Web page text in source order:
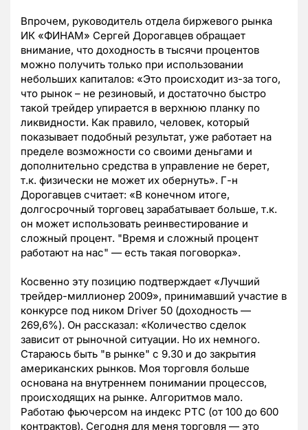
Впрочем, руководитель отдела биржевого рынка
ИК «ФИНАМ» Сергей Дорогавцев обращает
внимание, что доходность в тысячи процентов
можно получить только при использовании
небольших капиталов: «Это происходит из-за того,
что рынок – не резиновый, и достаточно быстро
такой трейдер упирается в верхнюю планку по
ликвидности. Как правило, человек, который
показывает подобный результат, уже работает на
пределе возможности со своими деньгами и
дополнительно средства в управление не берет,
т.к. физически не может их обернуть». Г-н
Дорогавцев считает: «В конечном итоге,
долгосрочный торговец зарабатывает больше, т.к.
он может использовать реинвестирование и
сложный процент. "Время и сложный процент
работают на нас" — есть такая поговорка».
Косвенно эту позицию подтверждает «Лучший
трейдер-миллионер 2009», принимавший участие в
конкурсе под ником Driver 50 (доходность —
269,6%). Он рассказал: «Количество сделок
зависит от рыночной ситуации. Но их немного.
Стараюсь быть "в рынке" с 9.30 и до закрытия
американских рынков. Моя торговля больше
основана на внутреннем понимании процессов,
происходящих на рынке. Алгоритмов мало.
Работаю фьючерсом на индекс РТС (от 100 до 600
контрактов). Сегодня для меня торговля — это